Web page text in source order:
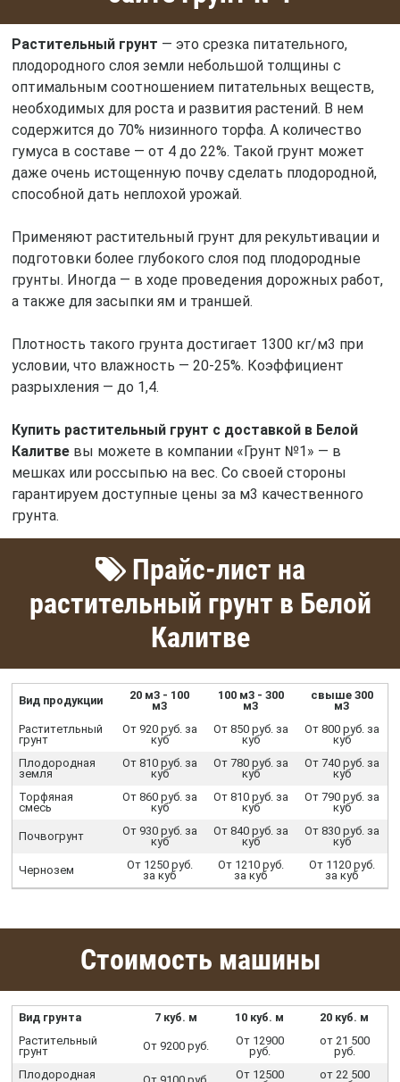
Растительный грунт — это срезка питательного,
плодородного слоя земли небольшой толщины с
оптимальным соотношением питательных веществ,
необходимых для роста и развития растений. В нем
содержится до 70% низинного торфа. А количество
гумуса в составе — от 4 до 22%. Такой грунт может
даже очень истощенную почву сделать плодородной,
способной дать неплохой урожай.
Применяют растительный грунт для рекультивации и
подготовки более глубокого слоя под плодородные
грунты. Иногда — в ходе проведения дорожных работ,
а также для засыпки ям и траншей.
Плотность такого грунта достигает 1300 кг/м3 при
условии, что влажность — 20-25%. Коэффициент
разрыхления — до 1,4.
Купить растительный грунт с доставкой в Белой
Калитвевы можете в компании «Грунт №1» — в
мешках или россыпью на вес. Со своей стороны
гарантируем доступные цены за м3 качественного
грунта.
Прайс-лист на
растительный грунт в Белой
Калитве
Вид продукции
20 м3 - 100
м3
100 м3 - 300
м3
свыше 300
м3
Раститетльный
грунт
От 920 руб. за
куб
От 850 руб. за
куб
От 800 руб. за
куб
Плодородная
земля
От 810 руб. за
куб
От 780 руб. за
куб
От 740 руб. за
куб
Торфяная
смесь
От 860 руб. за
куб
От 810 руб. за
куб
От 790 руб. за
куб
Почвогрунт
От 930 руб. за
куб
От 840 руб. за
куб
От 830 руб. за
куб
Чернозем
От 1250 руб.
за куб
От 1210 руб.
за куб
От 1120 руб.
за куб
Стоимость машины
Вид грунта 7 куб. м 10 куб. м
20 куб. м
Растительный
грунт
От 9200 руб.
От 12900
руб.
от 21 500
руб.
Плодородная
От 12500
от 22 500